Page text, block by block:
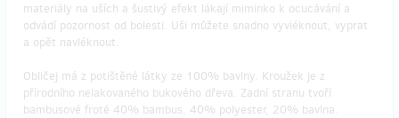
materiály na uších a šustivý efekt lákají miminko k ocucávání a
odvádí pozornost od bolesti. Uši můžete snadno vyvléknout, vyprat
a opět navléknout.
Obličej má z potištěné látky ze 100% bavlny. Kroužek je z
přírodního nelakovaného bukového dřeva. Zadní stranu tvoří
bambusové froté 40% bambus, 40% polyester, 20% bavlna.